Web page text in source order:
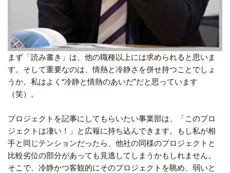
まず「読み書き」は、他の職種以上には求められると思いま
す。そして重要なのは、情熱と冷静さを併せ持つことでしょ
うか。私はよく“冷静と情熱のあいだ”だと思っています
（笑）。
プロジェクトを記事にしてもらいたい事業部は、「このプロ
ジェクトは凄い！」と広報に持ち込んできます。もし私が相
手と同じテンションだったら、他社の同様のプロジェクトと
比較劣位の部分があっても見逃してしまうかもしれません。
そこで、冷静かつ客観的にそのプロジェクトを眺め、弱いと